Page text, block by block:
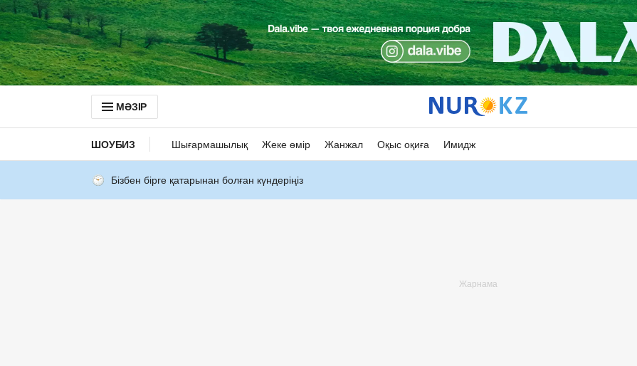
МӘЗІР
ШОУБИЗ Шығармашылық Жеке өмір Жанжал Оқыс оқиға Имидж
Бізбен бірге қатарынан болған күндеріңіз